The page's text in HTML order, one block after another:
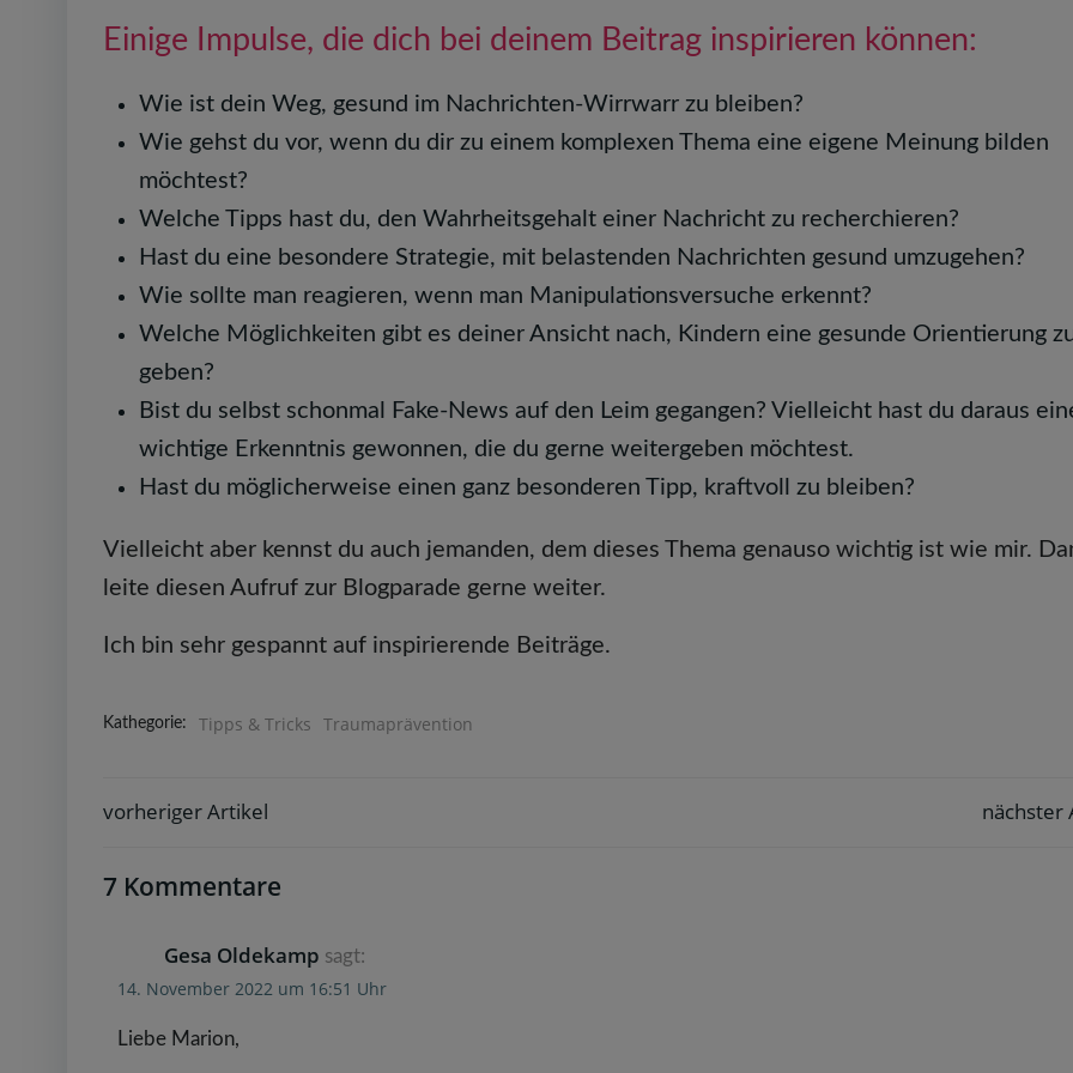
Einige Impulse, die dich bei deinem Beitrag inspirieren können:
Wie ist dein Weg, gesund im Nachrichten-Wirrwarr zu bleiben?
Wie gehst du vor, wenn du dir zu einem komplexen Thema eine eigene Meinung bilden
möchtest?
Welche Tipps hast du, den Wahrheitsgehalt einer Nachricht zu recherchieren?
Hast du eine besondere Strategie, mit belastenden Nachrichten gesund umzugehen?
Wie sollte man reagieren, wenn man Manipulationsversuche erkennt?
Welche Möglichkeiten gibt es deiner Ansicht nach, Kindern eine gesunde Orientierung
geben?
Bist du selbst schonmal Fake-News auf den Leim gegangen? Vielleicht hast du daraus
wichtige Erkenntnis gewonnen, die du gerne weitergeben möchtest.
Hast du möglicherweise einen ganz besonderen Tipp, kraftvoll zu bleiben?
Vielleicht aber kennst du auch jemanden, dem dieses Thema genauso wichtig ist wie mir.
leite diesen Aufruf zur Blogparade gerne weiter.
Ich bin sehr gespannt auf inspirierende Beiträge.
Kathegorie: Tipps & Tricks Traumaprävention
Post
navigation
vorheriger Artikel nächster
7 Kommentare
Gesa Oldekamp sagt:
14. November 2022 um 16:51 Uhr
Liebe Marion,